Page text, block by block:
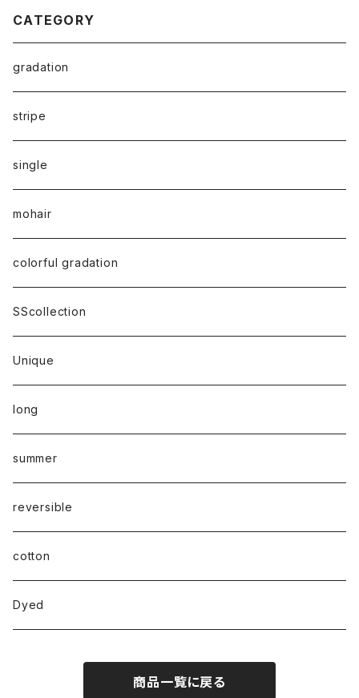
CATEGORY
gradation
stripe
single
mohair
colorful gradation
SScollection
Unique
long
summer
reversible
cotton
Dyed
商品一覧に戻る